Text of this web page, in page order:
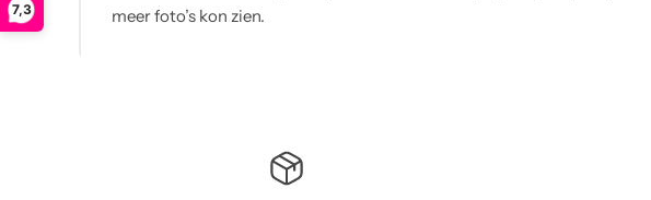
7,3
meer foto’s kon zien.